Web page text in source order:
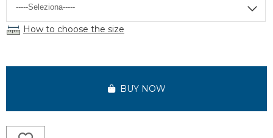
How to choose the size
BUY NOW